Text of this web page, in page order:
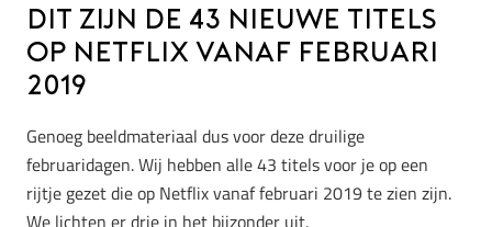
Dit zijn de 43 nieuwe titels
op Netflix vanaf februari
2019
Genoeg beeldmateriaal dus voor deze druilige
februaridagen. Wij hebben alle 43 titels voor je op een
rijtje gezet die op Netflix vanaf februari 2019 te zien zijn.
We lichten er drie in het bijzonder uit.